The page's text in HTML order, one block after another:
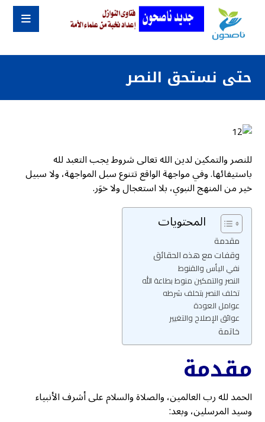
حتى نستحق النصر
للنصر والتمكين لدين الله تعالى شروط يجب التعبد لله
باستيفائها. وفي مواجهة الواقع تتنوع سبل المواجهة، ولا سبيل
خير من المنهج النبوي، بلا استعجال ولا خوَر.
المحتويات
مقدمة
وقفات مع هذه الحقائق
نفي اليأس والقنوط
النصر والتمكين منوط بطاعة الله
تخلف النصر بتخلف شرطه
عوامل العودة
عوائق الإصلاح والتغيير
خاتمة
مقدمة
الحمد لله رب العالمين، والصلاة والسلام على أشرف الأنبياء
وسيد المرسلين، وبعد: